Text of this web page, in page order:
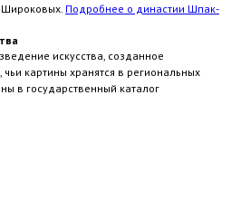
Широковых. Подробнее о династии Шпак-
искусства, созданное
картины хранятся в региональных
в государственный каталог